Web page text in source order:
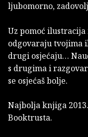
ljubomorno,
Uz pomoć
odgovaraju tvojima
drugi osjećaju…
s drugima i
se osjećaš bolje.
Najbolja knjiga
Booktrusta.